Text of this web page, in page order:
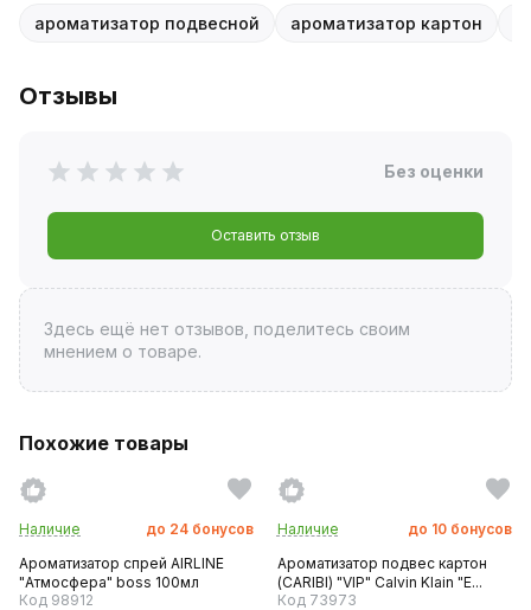
ароматизатор подвесной ароматизатор картон
Отзывы
Без оценки
Оставить отзыв
Здесь ещё нет отзывов, поделитесь своим
мнением о товаре.
Похожие товары
Наличие до 24 бонусов
Ароматизатор спрей AIRLINE
"Атмосфера" boss 100мл
Код 98912
Наличие до 10 бонусов
Ароматизатор подвес картон
(CARIBI) "VIP" Calvin Klain "E...
Код 73973